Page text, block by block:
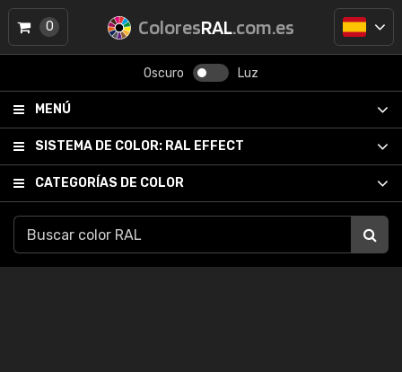
ColoresRAL.com.es
Oscuro Luz
MENÚ
SISTEMA DE COLOR: RAL EFFECT
CATEGORÍAS DE COLOR
0